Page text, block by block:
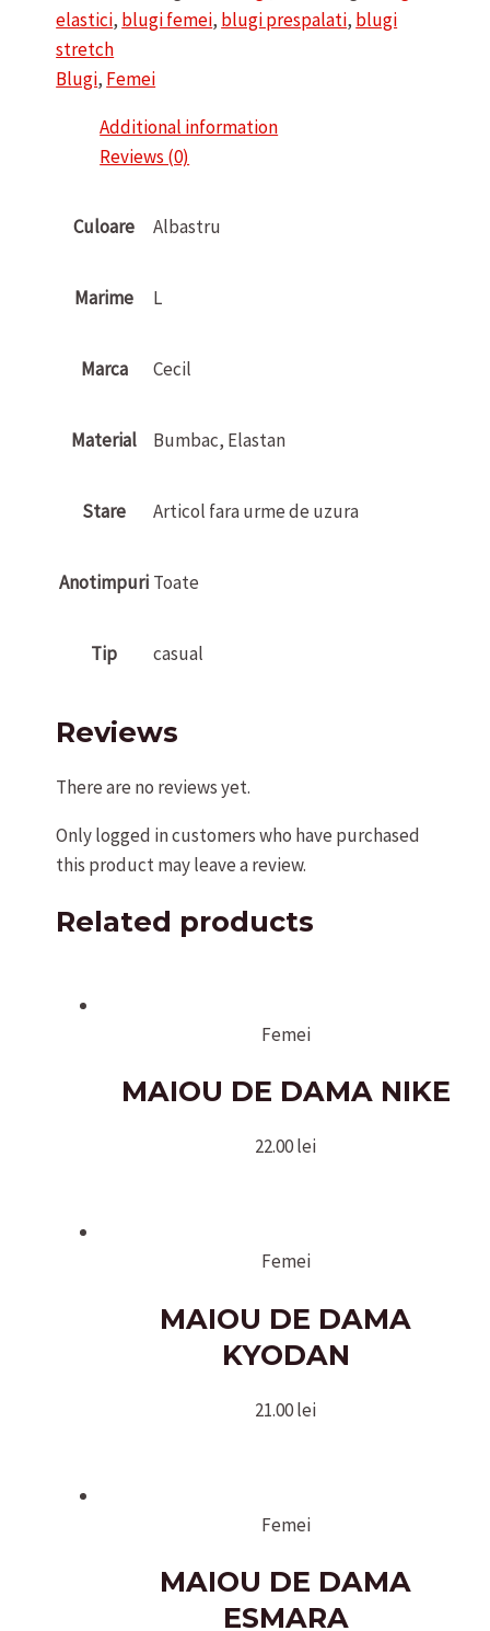
CECIL
quantity
elastici, blugi femei, blugi prespalati, blugi
stretch
Blugi, Femei
Additional information
Reviews (0)
Culoare Albastru
Marime L
Marca Cecil
Material Bumbac, Elastan
Stare Articol fara urme de uzura
Anotimpuri Toate
Tip casual
Reviews
There are no reviews yet.
Only logged in customers who have purchased
this product may leave a review.
Related products
Femei
MAIOU DE DAMA NIKE
22.00lei
Femei
MAIOU DE DAMA
KYODAN
21.00lei
Femei
MAIOU DE DAMA
ESMARA